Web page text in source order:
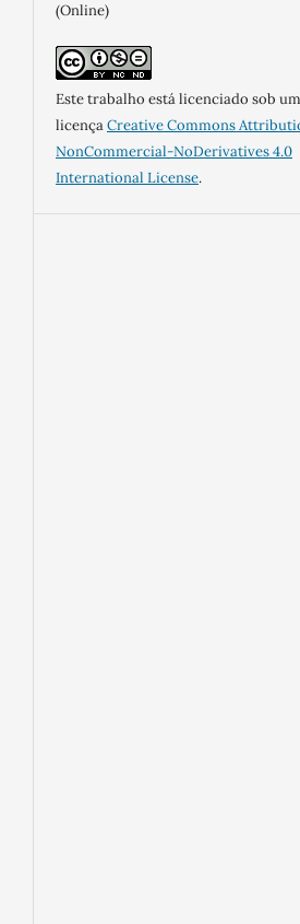
(Online)
Este trabalho está licenciado sob
licençaCreative Commons
NonCommercial-NoDerivatives 4.0
International License.